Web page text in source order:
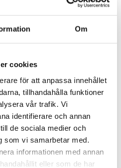
Om
cookies
för att anpassa innehållet
tillhandahålla funktioner
vår trafik. Vi
identifierare och annan
de sociala medier och
som vi samarbetar med.
informationen med annan
eller som de har
behov av energieffektivitet,
isoleringslösning för
kyla eller behov av
och förbättrad arbetsmiljö,
demontera och återmontera vid
applikation, temperatur och
inomhus- och
beroende på applikation,
och komponenter